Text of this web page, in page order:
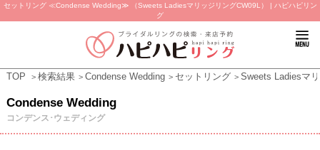
セットリング ≪Condense Wedding≫ （Sweets LadiesマリッジリングCW09L） | ハピハピリン
グ
TOP 検索結果 Condense Wedding セットリング Sweets Ladiesマ
Condense Wedding
コンデンス･ウェディング